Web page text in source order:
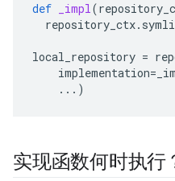
def _impl(
repository_ctx.
local_repository =
implementation=
... )
实现函数何时执行